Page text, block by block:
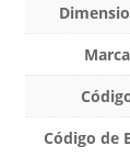
Marca
Código de